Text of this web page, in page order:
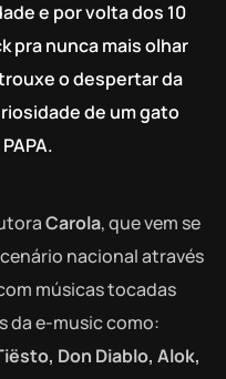
e por volta dos 10
pra nunca mais olhar
o despertar da
de um gato
Carola, que vem se
nacional através
músicas tocadas
da e-music como:
Don Diablo, Alok,